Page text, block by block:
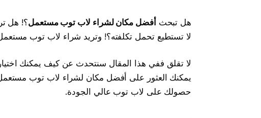
هل تبحثأفضل مكان لشراء لاب توب مستعمل؟! هل
لا تستطيع تحمل تكلفته؟! وتريد شراء لاب توب
لا تقلق ففي هذا المقال سنتحدث عن كيف يمكنك اختيار
يمكنك العثور على أفضل مكان لشراء لاب توب
حصولك على لاب توب عالي الجودة.